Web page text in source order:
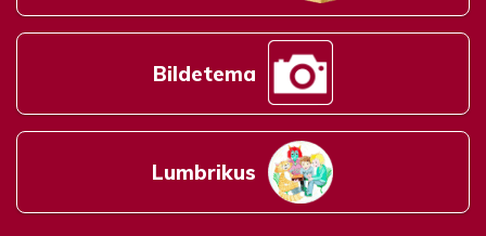
Bildetema
Lumbrikus